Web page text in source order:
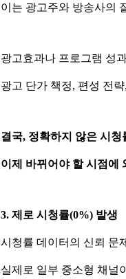
이는 광고주와 방송사의
광고효과나 프로그램 성
광고 단가 책정, 편성 전
결국, 정확하지 않은 시
이제 바뀌어야 할 시점에
3. 제로 시청률(0%) 발생
시청률 데이터의 신뢰 문
실제로 일부 중소형 채널